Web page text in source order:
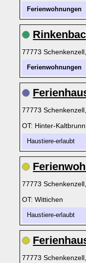
Ferienwohnungen
77773
Ferienwohnungen
77773
OT: Hinter-Kaltbrunn
Haustiere-erlaubt
77773
OT: Wittichen
Haustiere-erlaubt
77773